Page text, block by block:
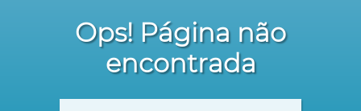
Ops! Página não
encontrada